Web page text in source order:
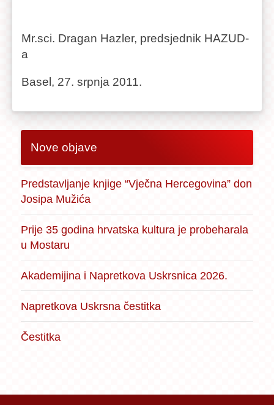
Mr.sci. Dragan Hazler, predsjednik HAZUD-
a
Basel, 27. srpnja 2011.
Nove objave
Predstavljanje knjige “Vječna Hercegovina” don
Josipa Mužića
Prije 35 godina hrvatska kultura je probeharala
u Mostaru
Akademijina i Napretkova Uskrsnica 2026.
Napretkova Uskrsna čestitka
Čestitka